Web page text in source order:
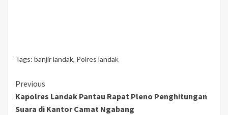
Tags: banjir landak, Polres landak
Continue
Reading
Previous
Kapolres Landak Pantau Rapat Pleno Penghitungan
Suara di Kantor Camat Ngabang